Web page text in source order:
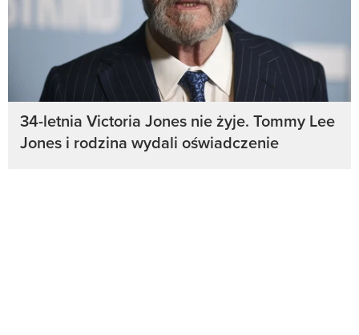
34-letnia Victoria Jones nie żyje. Tommy Lee
Jones i rodzina wydali oświadczenie